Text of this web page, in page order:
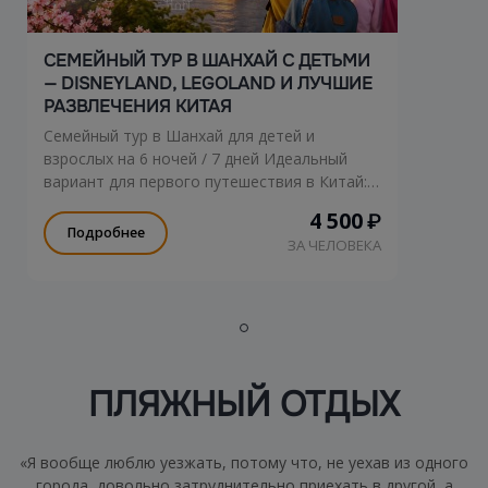
СЕМЕЙНЫЙ ТУР В ШАНХАЙ С ДЕТЬМИ
— DISNEYLAND, LEGOLAND И ЛУЧШИЕ
РАЗВЛЕЧЕНИЯ КИТАЯ
Семейный тур в Шанхай для детей и
взрослых на 6 ночей / 7 дней Идеальный
вариант для первого путешествия в Китай:
океанариум, сафари-парк, экскурсии по
современному и историческому Шанхаю.
Подробнее 4 500₽
ЗА ЧЕЛОВЕКА
ПЛЯЖНЫЙ ОТДЫХ
«Я вообще люблю уезжать, потому что, не уехав из одного